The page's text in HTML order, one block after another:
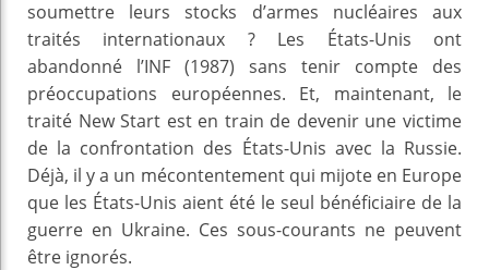
soumettre leurs stocks d’armes nucléaires aux
traités internationaux ? Les États-Unis ont
abandonné l’INF (1987) sans tenir compte des
préoccupations européennes. Et, maintenant, le
traité New Start est en train de devenir une victime
de la confrontation des États-Unis avec la Russie.
Déjà, il y a un mécontentement qui mijote en Europe
que les États-Unis aient été le seul bénéficiaire de la
guerre en Ukraine. Ces sous-courants ne peuvent
être ignorés.